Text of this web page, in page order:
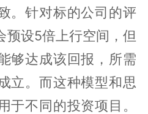
。针对标的公司的评
预设5倍上行空间，但
够达成该回报，所需
立。而这种模型和思
于不同的投资项目。